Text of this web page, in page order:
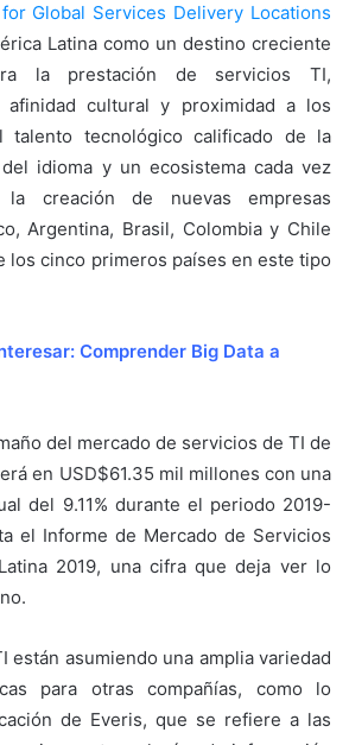
Global Services Delivery Locations
Latina como un destino creciente
la prestación de servicios TI,
cultural y proximidad a los
talento tecnológico calificado de la
idioma y un ecosistema cada vez
creación de nuevas empresas
Argentina, Brasil, Colombia y Chile
los cinco primeros países en este tipo
Comprender Big Data a
del mercado de servicios de TI de
en USD$61.35 mil millones con una
del 9.11% durante el periodo 2019-
el Informe de Mercado de Servicios
2019, una cifra que deja ver lo
están asumiendo una amplia variedad
para otras compañías, como lo
de Everis, que se refiere a las